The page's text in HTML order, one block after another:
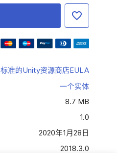
标准的Unity资源商店EULA
一个实体
8.7 MB
1.0
2020年1月28日
2018.3.0